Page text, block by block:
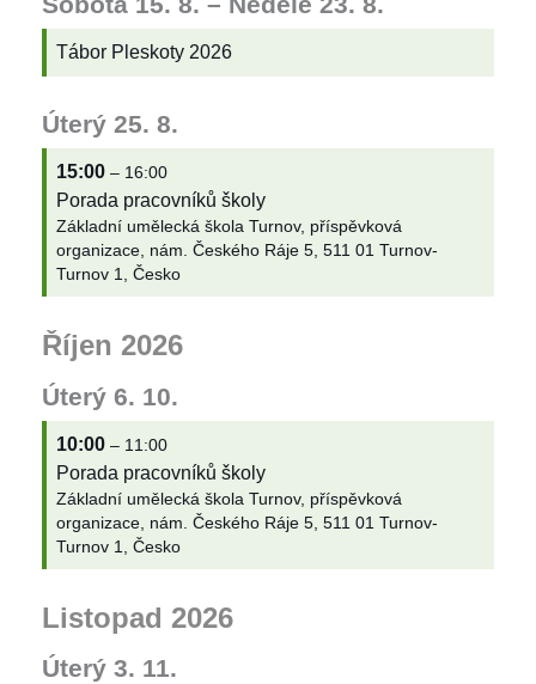
Tábor Pleskoty 2026
Úterý 25. 8.
15:00 – 16:00
Porada pracovníků školy
Základní umělecká škola Turnov, příspěvková
organizace, nám. Českého Ráje 5, 511 01 Turnov-
Turnov 1, Česko
Říjen 2026
Úterý 6. 10.
10:00 – 11:00
Porada pracovníků školy
Základní umělecká škola Turnov, příspěvková
organizace, nám. Českého Ráje 5, 511 01 Turnov-
Turnov 1, Česko
Listopad 2026
Úterý 3. 11.